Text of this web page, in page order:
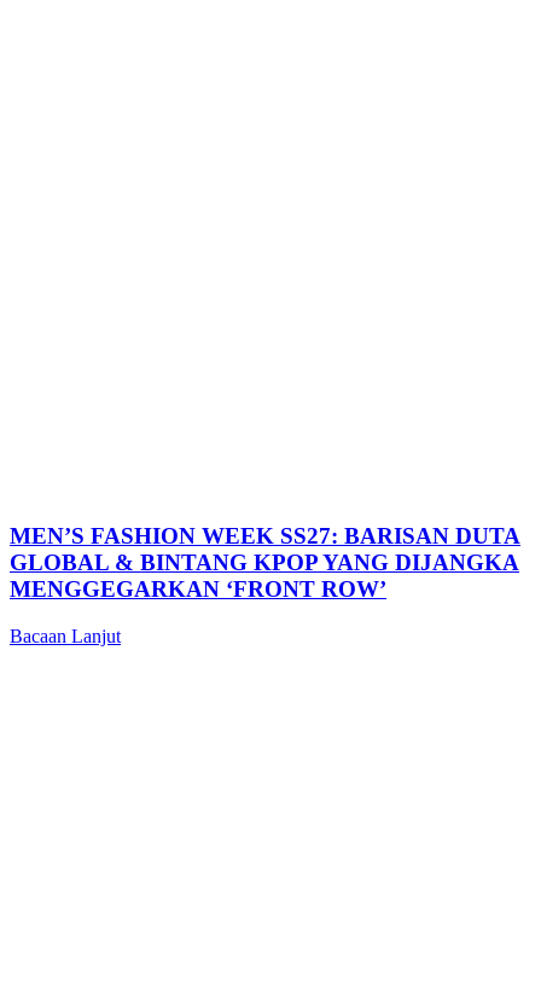
MEN’S FASHION WEEK SS27: BARISAN DUTA
GLOBAL & BINTANG KPOP YANG DIJANGKA
MENGGEGARKAN ‘FRONT ROW’
Bacaan Lanjut